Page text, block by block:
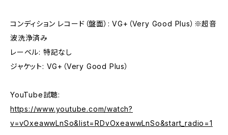
コンディション レコード（盤面）: VG+（Very Good Plus）※超音
波洗浄済み
レーベル: 特記なし
ジャケット: VG+（Very Good Plus）
YouTube試聴:
https://www.youtube.com/watch?
v=vOxeawwLnSo&list=RDvOxeawwLnSo&start_radio=1